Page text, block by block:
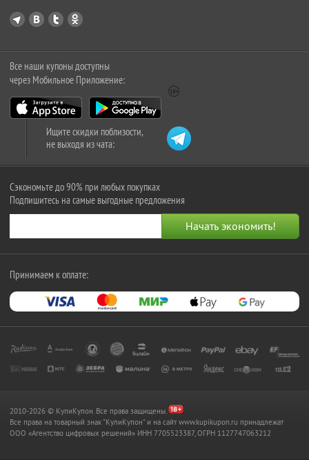
Все наши купоны доступны
через Мобильное Приложение:
Ищите скидки поблизости,
не выходя из чата:
Сэкономьте до 90% при любых покупках
Подпишитесь на самые выгодные предложения
Принимаем к оплате:
2010-2026 © КупиКупон. Все права защищены.
Все права на товарный знак "КупиКупон" и на сайт www.kupikupon.ru принадлежат
OOO «Агентство цифровых решений» ИНН 7705523387, ОГРН 1127747063212